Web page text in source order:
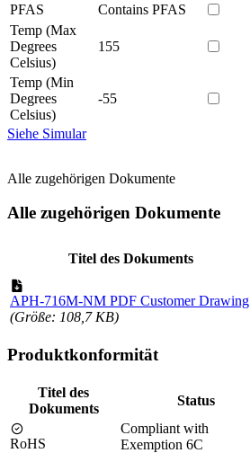
PFAS
Contains PFAS
Temp (Max
Degrees
Celsius)
155
Temp (Min
Degrees
Celsius)
-55
Siehe Simular
Alle zugehörigen Dokumente
Alle zugehörigen Dokumente
Titel des Dokuments
APH-716M-NM PDF Customer Drawing
(Größe: 108,7 KB)
Produktkonformität
Titel des
Dokuments
Status
RoHS
Compliant with
Exemption 6C